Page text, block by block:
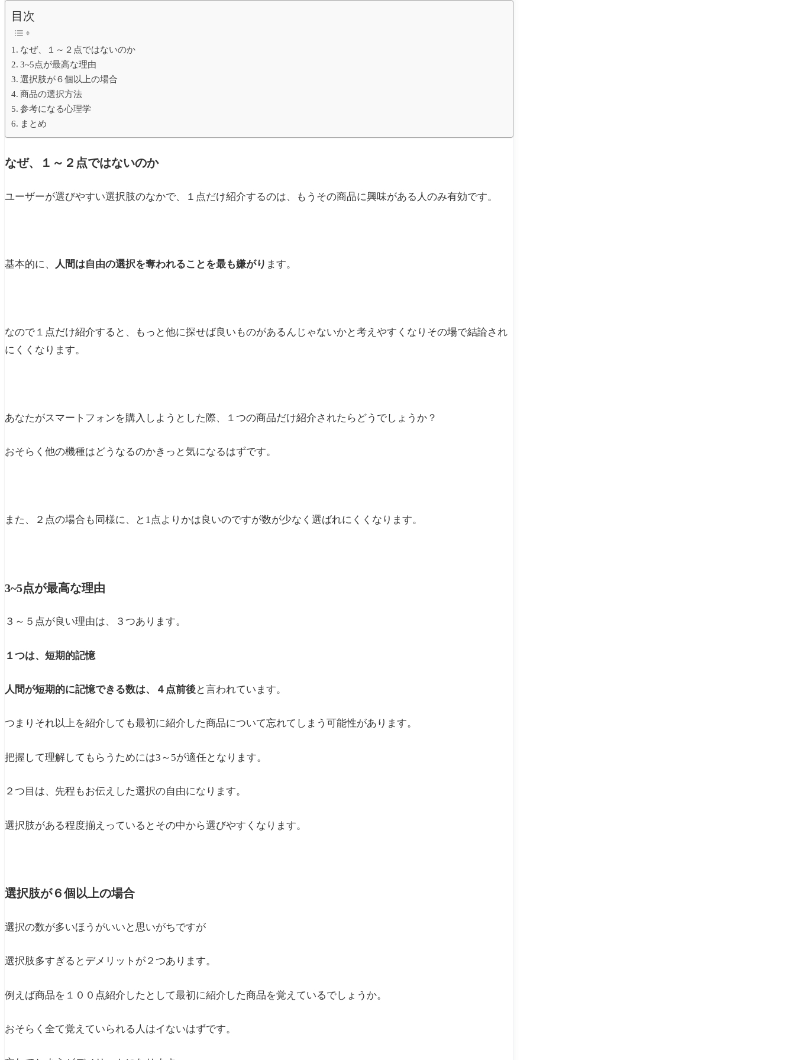
目次
なぜ、１～２点ではないのか
3~5点が最高な理由
選択肢が６個以上の場合
商品の選択方法
参考になる心理学
まとめ
なぜ、１～２点ではないのか
ユーザーが選びやすい選択肢のなかで、１点だけ紹介するのは、もうその商品に興味がある人のみ有効です。
基本的に、 人間は自由の選択を奪われることを最も嫌がり ます。
なので１点だけ紹介すると、もっと他に探せば良いものがあるんじゃないかと考えやすくなりその場で結論され
にくくなります。
あなたがスマートフォンを購入しようとした際、１つの商品だけ紹介されたらどうでしょうか？
おそらく他の機種はどうなるのかきっと気になるはずです。
また、２点の場合も同様に、と1点よりかは良いのですが数が少なく選ばれにくくなります。
3~5点が最高な理由
３～５点が良い理由は、３つあります。
１つは、短期的記憶
人間が短期的に記憶できる数は、４点前後と言われています。
つまりそれ以上を紹介しても最初に紹介した商品について忘れてしまう可能性があります。
把握して理解してもらうためには3～5が適任となります。
２つ目は、先程もお伝えした選択の自由になります。
選択肢がある程度揃えっているとその中から選びやすくなります。
選択肢が６個以上の場合
選択の数が多いほうがいいと思いがちですが
選択肢多すぎるとデメリットが２つあります。
例えば商品を１００点紹介したとして最初に紹介した商品を覚えているでしょうか。
おそらく全て覚えていられる人はイないはずです。